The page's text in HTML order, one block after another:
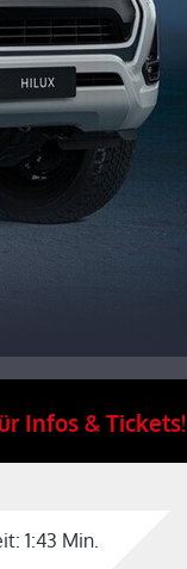
Infos & Tickets!
1:43 Min.